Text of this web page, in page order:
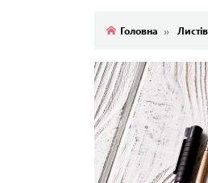
Головна